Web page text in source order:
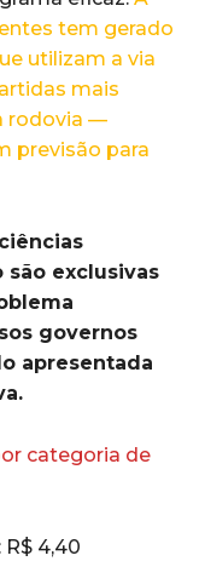
tem gerado
utilizam a via
mais
rodovia —
previsão para
são exclusivas
governos
apresentada
categoria de
R$ 4,40